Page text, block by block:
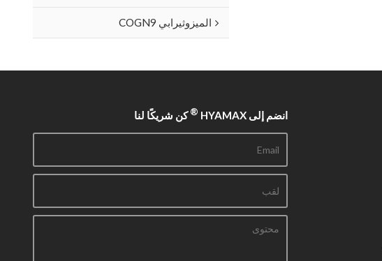
الميزوثيرابي COGN9
انضم إلى HYAMAX ®كن شريكًا لنا